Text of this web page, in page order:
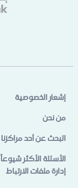
إشعار الخصوصية
من نحن
البحث عن أحد مراكزنا
الأسئلة الأكثر شيوعاً
إدارة ملفات الارتباط